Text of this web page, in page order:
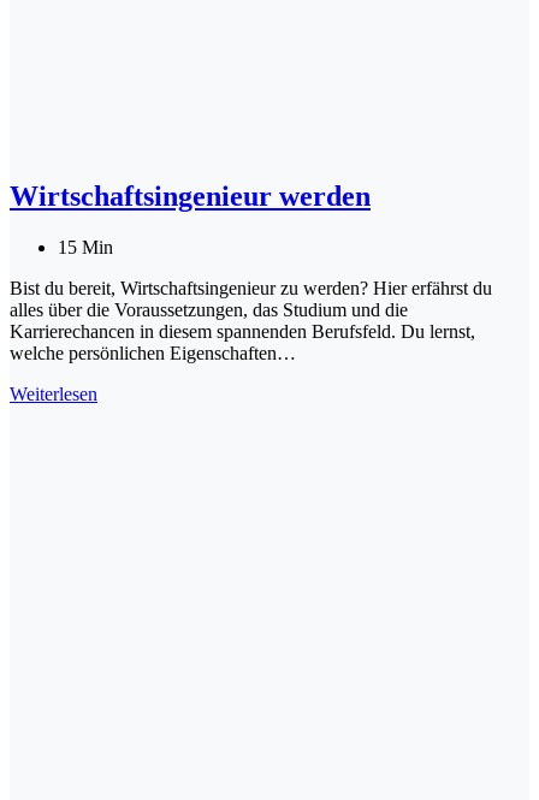
Wirtschaftsingenieur werden
15 Min
Bist du bereit, Wirtschaftsingenieur zu werden? Hier erfährst du
alles über die Voraussetzungen, das Studium und die
Karrierechancen in diesem spannenden Berufsfeld. Du lernst,
welche persönlichen Eigenschaften…
Weiterlesen